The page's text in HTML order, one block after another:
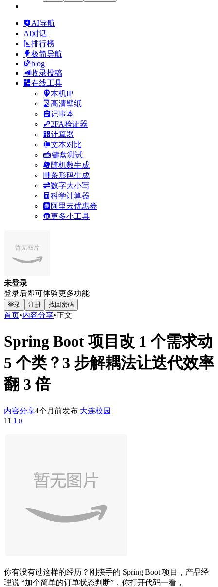
AI导航
AI对话
排行榜
极简导航
blog
收录投稿
在线工具
本机IP
高清壁纸
记事本
2FA验证器
计算器
文本对比
键盘测试
随机数生成
条形码生成
数字大小写
科学计算器
阿里云优惠券
更多小工具
未登录
登录后即可体验更多功能
登录 注册 找回密码
首页•内容分享•正文
Spring Boot 项目改 1 个需求动
5 个类？3 步解耦法让迭代效率
翻 3 倍
内容分享4个月前发布 大连校园
11 1 0
你有没有过这样的经历？刚接手的 Spring Boot 项目，产品经
理说 “加个简单的订单状态判断”，你打开代码一看，